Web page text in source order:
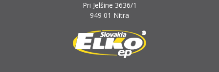
Pri Jelšine 3636/1
949 01 Nitra